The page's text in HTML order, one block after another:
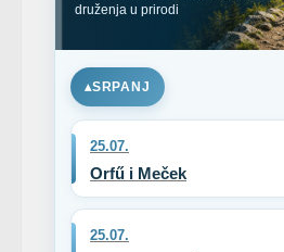
druženja u prirodi
SRPANJ
25.07.
Orfű i Meček
25.07.